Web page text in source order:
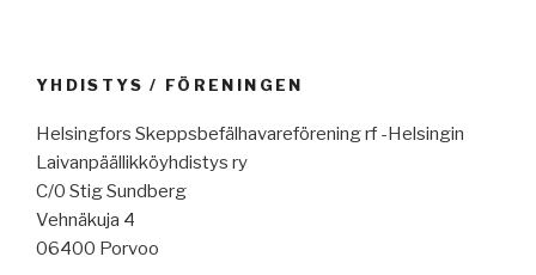
YHDISTYS / FÖRENINGEN
Helsingfors Skeppsbefälhavareförening rf -Helsingin
Laivanpäällikköyhdistys ry
C/0 Stig Sundberg
Vehnäkuja 4
06400 Porvoo